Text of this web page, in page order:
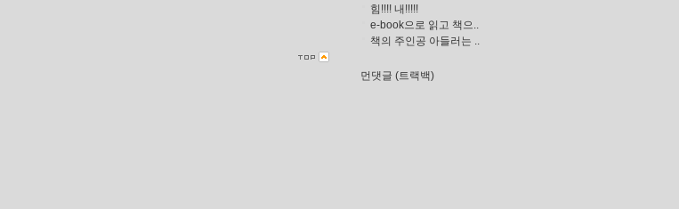
힘!!!! 내!!!!!
e-book으로 읽고 책으..
책의 주인공 아들러는 ..
먼댓글 (트랙백)